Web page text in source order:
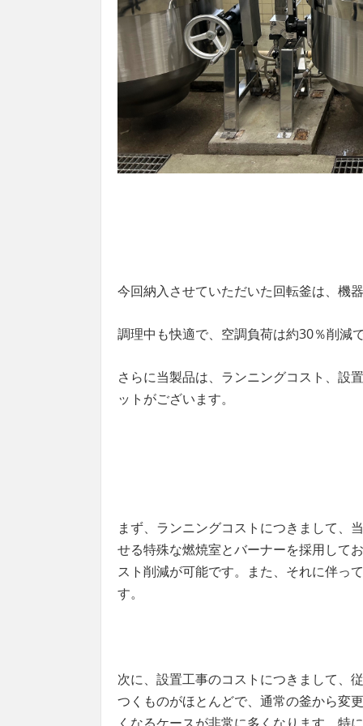
今回納入させていただいた回転釜は、機
調理中も快適で、空調負荷は約30％削減
さらに当製品は、ランニングコスト、設
ットがございます。
まず、ランニングコストにつきまして、
せる特殊な燃焼室とバーナーを採用して
スト削減が可能です。また、それに伴っ
す。
次に、設置工事のコストにつきまして、
つくものがほとんどで、通常の釜から変